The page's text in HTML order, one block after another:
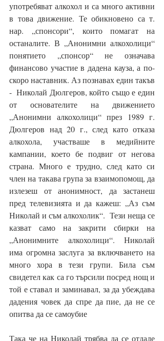
употребяват алкохол и са много активни
в това движение. Те обикновено са т.
нар. „спонсори“, които помагат на
останалите. В „Анонимни алкохолици“
понятието „спонсор“ не означава
финансово участие в дадена кауза, а по-
скоро наставник. Аз познавах един такъв
-  Николай Дюлгеров, който също е един
от основателите на движението
„Анонимни алкохолици“ през 1989 г.
Дюлгеров над 20 г., след като отказа
алкохола, участваше в медийните
кампании, което бе подвиг от негова
страна. Много е трудно, след като си
член на такава група за взаимопомощ, да
излезеш от анонимност, да застанеш
пред телевизията и да кажеш: „Аз съм
Николай и съм алкохолик“.  Тези неща се
казват само на закрити сбирки на
„Анонимните алкохолици“. Николай
има огромна заслуга за включването на
много хора в тези групи. Била съм
свидетел как са го търсили посред нощ и
той е ставал и заминавал, за да убеждава
дадения човек да спре да пие, да не се
опитва да се самоубие
Така че на Николай трябва да се отдаде